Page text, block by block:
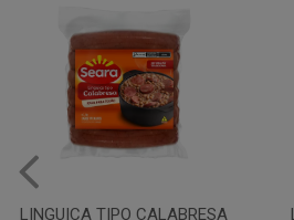
LINGUIÇA DE FRANGO